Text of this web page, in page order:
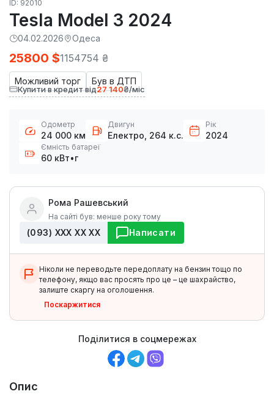
ID: 92010
Tesla Model 3 2024
04.02.2026 Одеса
Можливий торг Був в ДТП
25800 $1154754 ₴
Купити в кредит від27 140₴/міс
Одометр
24 000 км
Двигун
Електро, 264 к.с.
Рік
2024
Ємність батареї
60 кВт•г
Рома Рашевський
На сайті був: менше року тому
(093) ХХХ ХХ ХХ Написати
Ніколи не переводьте передоплату на бензин тощо по
телефону, якщо вас просять про це – це шахрайство,
залиште скаргу на оголошення.
Поскаржитися
Поділитися в соцмережах
Опис